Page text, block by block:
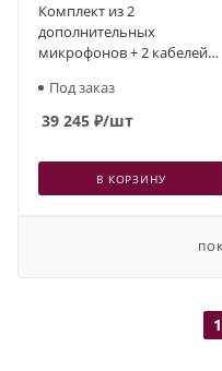
Комплект из 2
дополнительных
микрофонов + 2 кабелей
Под заказ
39 245 ₽/шт
В КОРЗИНУ
1